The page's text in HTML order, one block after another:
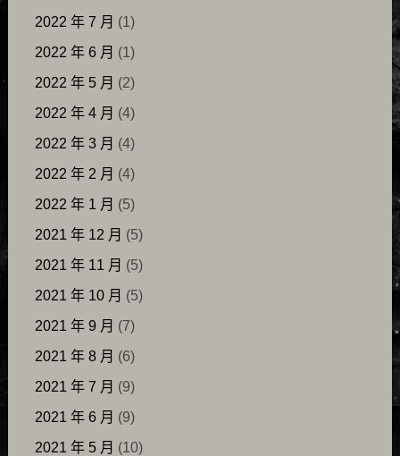
2022 年 7 月 (1)
2022 年 6 月 (1)
2022 年 5 月 (2)
2022 年 4 月 (4)
2022 年 3 月 (4)
2022 年 2 月 (4)
2022 年 1 月 (5)
2021 年 12 月 (5)
2021 年 11 月 (5)
2021 年 10 月 (5)
2021 年 9 月 (7)
2021 年 8 月 (6)
2021 年 7 月 (9)
2021 年 6 月 (9)
2021 年 5 月 (10)